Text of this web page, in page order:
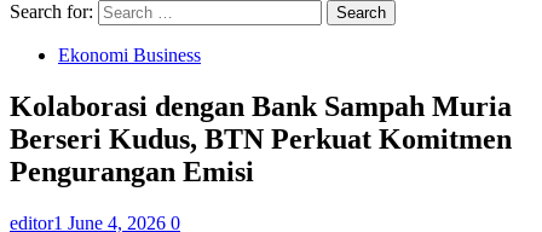
Search for:
Ekonomi Business
Kolaborasi dengan Bank Sampah Muria
Berseri Kudus, BTN Perkuat Komitmen
Pengurangan Emisi
editor1 June 4, 2026 0